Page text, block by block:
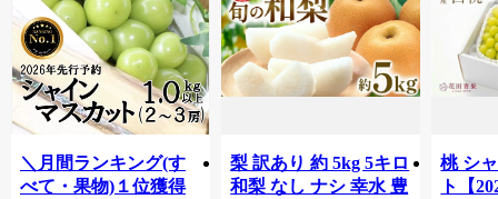
＼月間ランキング(す
べて・果物)１位獲得
梨 訳あり 約 5kg 5キロ
和梨 なし ナシ 幸水 豊
桃 シ
ト【